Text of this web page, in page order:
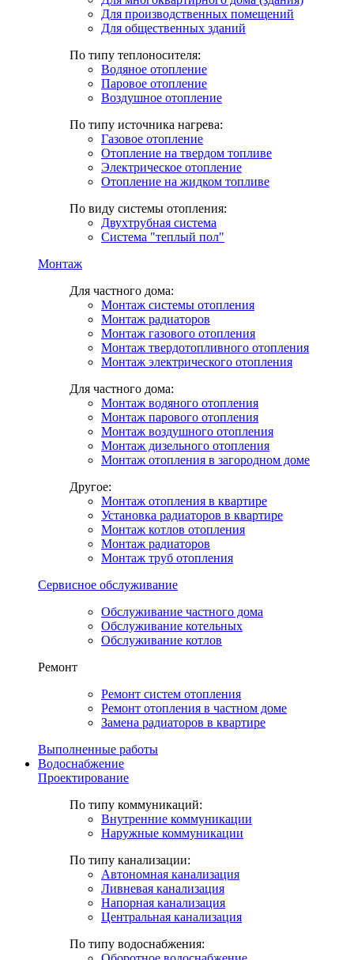
Для производственных помещений
Для общественных зданий
По типу теплоносителя:
Водяное отопление
Паровое отопление
Воздушное отопление
По типу источника нагрева:
Газовое отопление
Отопление на твердом топливе
Электрическое отопление
Отопление на жидком топливе
По виду системы отопления:
Двухтрубная система
Система "теплый пол"
Монтаж
Для частного дома:
Монтаж системы отопления
Монтаж радиаторов
Монтаж газового отопления
Монтаж твердотопливного отопления
Монтаж электрического отопления
Для частного дома:
Монтаж водяного отопления
Монтаж парового отопления
Монтаж воздушного отопления
Монтаж дизельного отопления
Монтаж отопления в загородном доме
Другое:
Монтаж отопления в квартире
Установка радиаторов в квартире
Монтаж котлов отопления
Монтаж радиаторов
Монтаж труб отопления
Сервисное обслуживание
Обслуживание частного дома
Обслуживание котельных
Обслуживание котлов
Ремонт
Ремонт систем отопления
Ремонт отопления в частном доме
Замена радиаторов в квартире
Выполненные работы
Водоснабжение
Проектирование
По типу коммуникаций:
Внутренние коммуникации
Наружные коммуникации
По типу канализации:
Автономная канализация
Ливневая канализация
Напорная канализация
Центральная канализация
По типу водоснабжения: